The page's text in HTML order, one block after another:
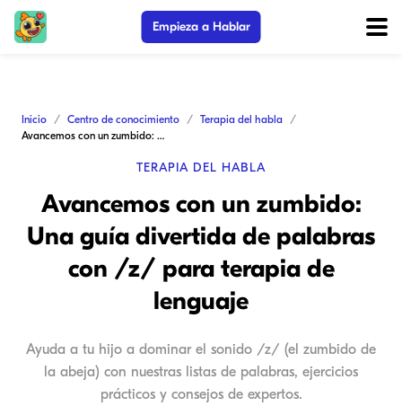
Empieza a Hablar
Inicio Centro de conocimiento
Terapia del habla
Avancemos con un zumbido: Una guía divertida de palabras con /z/ para terapia de lenguaje
TERAPIA DEL HABLA
Avancemos con un zumbido:
Una guía divertida de palabras
con /z/ para terapia de
lenguaje
Ayuda a tu hijo a dominar el sonido /z/ (el zumbido de
la abeja) con nuestras listas de palabras, ejercicios
prácticos y consejos de expertos.